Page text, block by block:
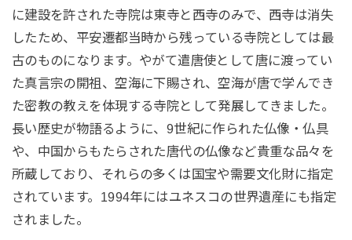
に建設を許された寺院は東寺と西寺のみで、西寺は消失
したため、平安遷都当時から残っている寺院としては最
古のものになります。やがて遣唐使として唐に渡ってい
た真言宗の開祖、空海に下賜され、空海が唐で学んでき
た密教の教えを体現する寺院として発展してきました。
長い歴史が物語るように、9世紀に作られた仏像・仏具
や、中国からもたらされた唐代の仏像など貴重な品々を
所蔵しており、それらの多くは国宝や需要文化財に指定
されています。1994年にはユネスコの世界遺産にも指定
されました。